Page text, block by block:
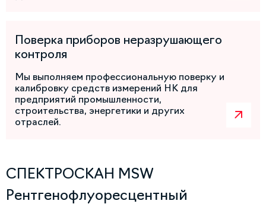
Поверка приборов неразрушающего
контроля
Мы выполняем профессиональную поверку и
калибровку средств измерений НК для
предприятий промышленности,
строительства, энергетики и других
отраслей.
СПЕКТРОСКАН MSW
Рентгенофлуоресцентный